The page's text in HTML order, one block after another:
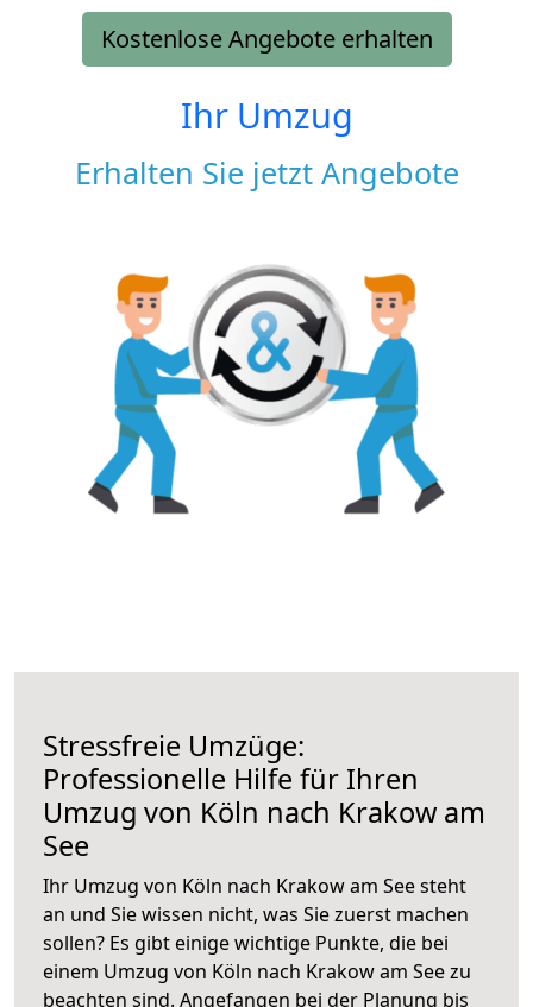
Kostenlose Angebote erhalten
Ihr Umzug
Erhalten Sie jetzt Angebote
Stressfreie Umzüge:
Professionelle Hilfe für Ihren
Umzug von Köln nach Krakow am
See
Ihr Umzug von Köln nach Krakow am See steht
an und Sie wissen nicht, was Sie zuerst machen
sollen? Es gibt einige wichtige Punkte, die bei
einem Umzug von Köln nach Krakow am See zu
beachten sind. Angefangen bei der Planung bis